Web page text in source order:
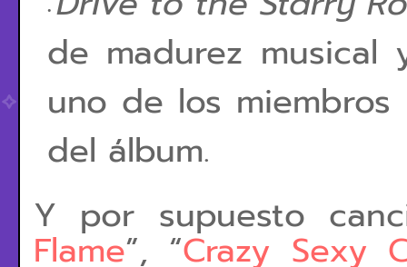
de madurez
uno de los
del álbum.
Y por supuesto
Flame”, “Crazy Sexy